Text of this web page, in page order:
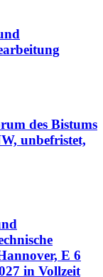
des Bistums
unbefristet,
E 6
in Vollzeit